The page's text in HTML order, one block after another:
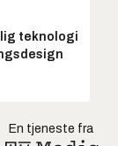
teknologi
En tjeneste fra